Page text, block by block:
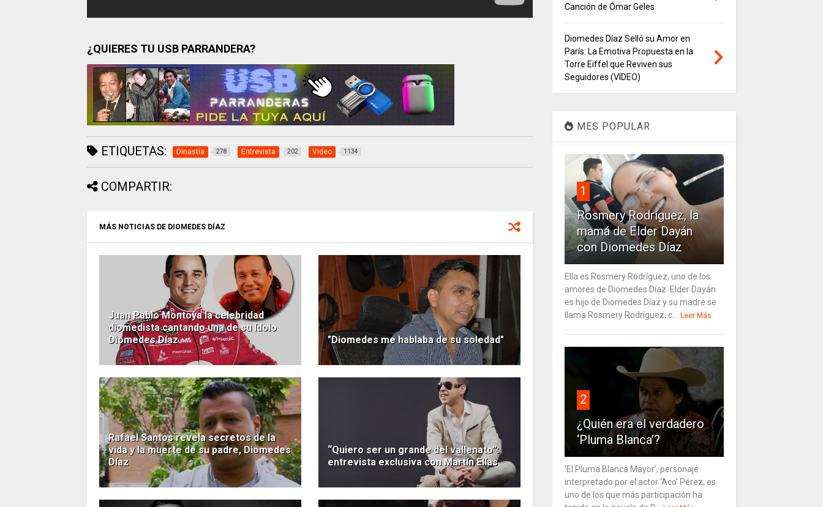
¿QUIERES TU USB PARRANDERA?
ETIQUETAS: Dinastía 278 Entrevista 202 Video 1134
COMPARTIR:
MÁS NOTICIAS DE DIOMEDES DÍAZ
Juan Pablo Montoya la celebridad
diomedista cantando una de su ídolo
Diomedes Díaz
"Diomedes me hablaba de su soledad"
Rafael Santos revela secretos de la
vida y la muerte de su padre, Diomedes
Díaz
“Quiero ser un grande del vallenato”:
entrevista exclusiva con Martín Elías
Canción de Ómar Geles
Diomedes Díaz Selló su Amor en
París: La Emotiva Propuesta en la
Torre Eiffel que Reviven sus
Seguidores (VIDEO)
MES POPULAR
1
Rosmery Rodríguez, la
mamá de Elder Dayán
con Diomedes Díaz
Ella es Rosmery Rodríguez, uno de los
amores de Diomedes Díaz. Elder Dayán
es hijo de Diomedes Díaz y su madre se
llama Rosmery Rodríguez, c... Leer Más
2
¿Quién era el verdadero
‘Pluma Blanca’?
‘El Pluma Blanca Mayor’, personaje
interpretado por el actor ‘Aco’ Pérez, es
uno de los que más participación ha